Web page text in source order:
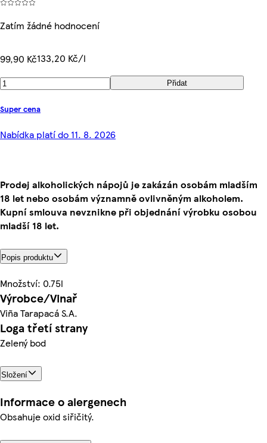
Zatím žádné hodnocení
99,90 Kč133,20 Kč/l
Přidat
Super cena
Nabídka platí do 11. 8. 2026
Prodej alkoholických nápojů je zakázán osobám mladším
18 let nebo osobám významně ovlivněným alkoholem.
Kupní smlouva nevznikne při objednání výrobku osobou
mladší 18 let.
Popis produktu
Množství: 0.75l
Výrobce/Vinař
Viña Tarapacá S.A.
Loga třetí strany
Zelený bod
Složení
Informace o alergenech
Obsahuje oxid siřičitý.